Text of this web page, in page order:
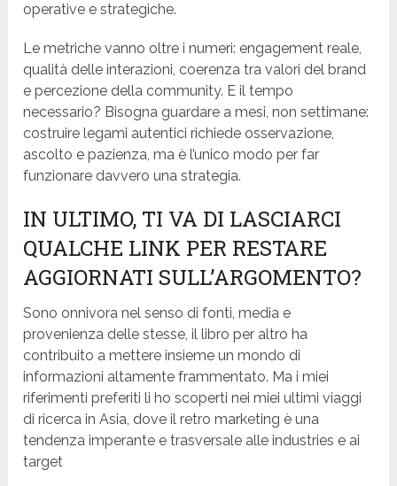
operative e strategiche.
Le metriche vanno oltre i numeri: engagement reale,
qualità delle interazioni, coerenza tra valori del brand
e percezione della community. E il tempo
necessario? Bisogna guardare a mesi, non settimane:
costruire legami autentici richiede osservazione,
ascolto e pazienza, ma è l’unico modo per far
funzionare davvero una strategia.
IN ULTIMO, TI VA DI LASCIARCI
QUALCHE LINK PER RESTARE
AGGIORNATI SULL’ARGOMENTO?
Sono onnivora nel senso di fonti, media e
provenienza delle stesse, il libro per altro ha
contribuito a mettere insieme un mondo di
informazioni altamente frammentato. Ma i miei
riferimenti preferiti li ho scoperti nei miei ultimi viaggi
di ricerca in Asia, dove il retro marketing è una
tendenza imperante e trasversale alle industries e ai
target